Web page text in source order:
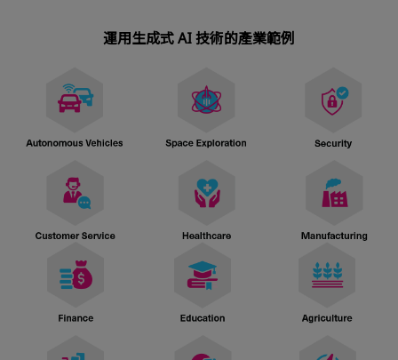
運用生成式 AI 技術的產業範例